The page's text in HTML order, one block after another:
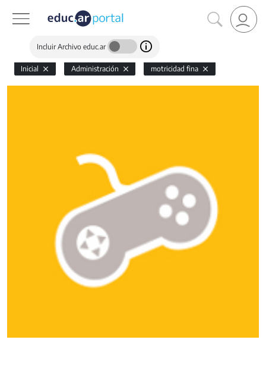
Incluir Archivo educ.ar
Inicial Administración motricidad fina